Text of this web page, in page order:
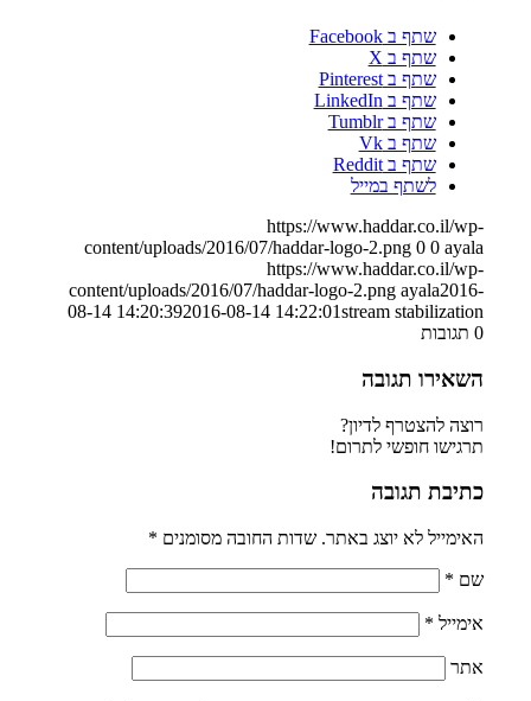
שתף ב Facebook
שתף ב X
שתף ב Pinterest
שתף ב LinkedIn
שתף ב Tumblr
שתף ב Vk
שתף ב Reddit
לשתף במייל
https://www.haddar.co.il/wp-
content/uploads/2016/07/haddar-logo-2.png 0 0 ayala
https://www.haddar.co.il/wp-
content/uploads/2016/07/haddar-logo-2.png ayala2016-
08-14 14:20:392016-08-14 14:22:01stream stabilization
0 תגובות
השאירו תגובה
רוצה להצטרף לדיון?
תרגישו חופשי לתרום!
כתיבת תגובה
האימייל לא יוצג באתר. שדות החובה מסומנים *
שם *
אימייל *
אתר